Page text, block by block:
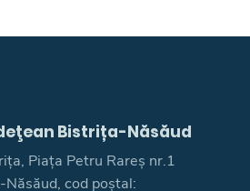
Bistrița-Năsăud
Piața Petru Rareș nr.1
cod poștal: